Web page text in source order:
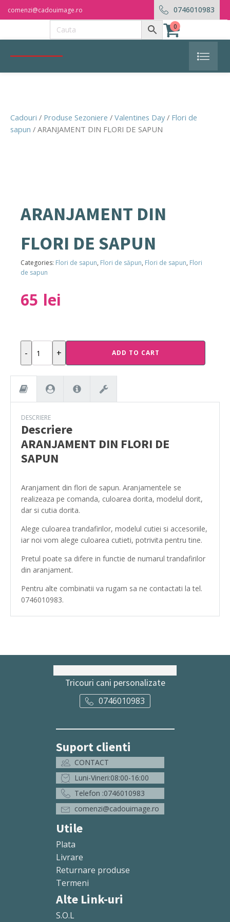
comenzi@cadouimage.ro 0746010983
0
Cadouri / Produse Sezoniere / Valentines Day/ Flori de
sapun / ARANJAMENT DIN FLORI DE SAPUN
ARANJAMENT DIN
FLORI DE SAPUN
Categories: Flori de sapun, Flori de săpun, Flori de sapun, Flori
de sapun
65 lei
-
ARANJAMENT
DIN
FLORI
SAPUN
quantity
+ ADD TO CART
DESCRIERE
Descriere
ARANJAMENT DIN FLORI DE
SAPUN
Aranjament din flori de sapun. Aranjamentele se
realizeaza pe comanda, culoarea dorita, modelul dorit,
dar si cutia dorita.
Alege culoarea trandafirilor, modelul cutiei si accesoriile,
iar noi vom alege culoarea cutieti, potrivita pentru tine.
Pretul poate sa difere in functie de numarul trandafirilor
din aranjament.
Pentru alte combinatii va rugam sa ne contactati la tel.
0746010983.
Tricouri cani personalizate
0746010983
Suport clienti
CONTACT
Luni-Vineri:08:00-16:00
Telefon :0746010983
comenzi@cadouimage.ro
Utile
Plata
Livrare
Returnare produse
Termeni
Alte Link-uri
S.O.L